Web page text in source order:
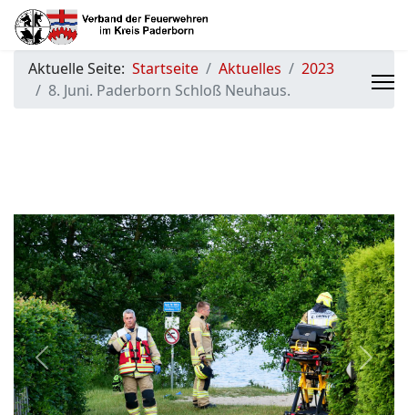
Aktuelle Seite: Startseite Aktuelles
2023
8. Juni. Paderborn Schloß Neuhaus.
Previous Next